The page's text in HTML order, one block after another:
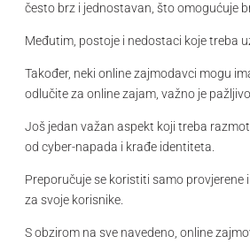
često brz i jednostavan, što omogućuje
Međutim, postoje i nedostaci koje treba
Također, neki online zajmodavci mogu
odlučite za online zajam, važno je
Još jedan važan aspekt koji treba
od cyber-napada i krađe identiteta.
Preporučuje se koristiti samo
za svoje korisnike.
S obzirom na sve navedeno, online